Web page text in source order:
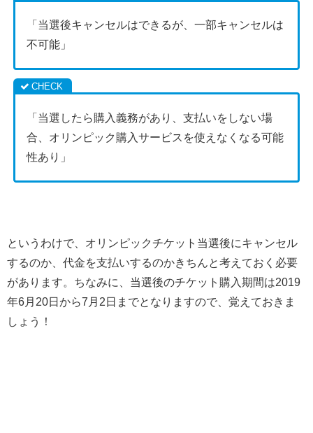
「当選後キャンセルはできるが、一部キャンセルは
不可能」
「当選したら購入義務があり、支払いをしない場
合、オリンピック購入サービスを使えなくなる可能
性あり」
というわけで、オリンピックチケット当選後にキャンセル
するのか、代金を支払いするのかきちんと考えておく必要
があります。ちなみに、当選後のチケット購入期間は2019
年6月20日から7月2日までとなりますので、覚えておきま
しょう！